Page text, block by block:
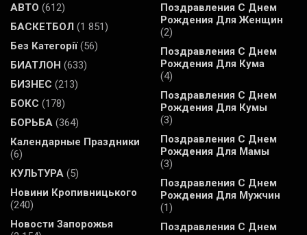
АВТО (612)
БАСКЕТБОЛ (1 851)
Без Категорії(56)
БИАТЛОН (633)
БИЗНЕС (213)
БОКС (178)
БОРЬБА (364)
Календарные Праздники
(6)
КУЛЬТУРА (5)
Новини Кропивницького
(240)
Новости Запорожья
Поздравления С Днем
Рождения Для Женщин
(2)
Поздравления С Днем
Рождения Для Кума
(4)
Поздравления С Днем
Рождения Для Кумы
(3)
Поздравления С Днем
Рождения Для Мамы
(3)
Поздравления С Днем
Рождения Для Мужчин
(1)
Поздравления С Днем